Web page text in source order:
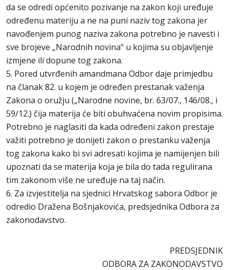
da se odredi općenito pozivanje na zakon koji uređuje
određenu materiju a ne na puni naziv tog zakona jer
navođenjem punog naziva zakona potrebno je navesti i
sve brojeve „Narodnih novina“ u kojima su objavljenje
izmjene ili dopune tog zakona.
5. Pored utvrđenih amandmana Odbor daje primjedbu
na članak 82. u kojem je određen prestanak važenja
Zakona o oružju („Narodne novine, br. 63/07., 146/08., i
59/12.) čija materija će biti obuhvaćena novim propisima.
Potrebno je naglasiti da kada određeni zakon prestaje
važiti potrebno je donijeti zakon o prestanku važenja
tog zakona kako bi svi adresati kojima je namijenjen bili
upoznati da se materija koja je bila do tada regulirana
tim zakonom više ne uređuje na taj način.
6. Za izvjestitelja na sjednici Hrvatskog sabora Odbor je
odredio Dražena Bošnjakovića, predsjednika Odbora za
zakonodavstvo.
PREDSJEDNIK
ODBORA ZA ZAKONODAVSTVO